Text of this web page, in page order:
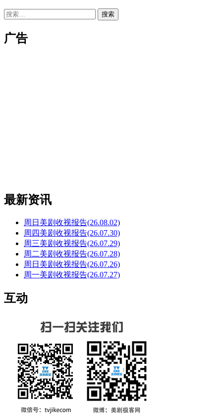
搜
广告
最新资讯
周日美剧收视报告(26.08.02)
周四美剧收视报告(26.07.30)
周三美剧收视报告(26.07.29)
周二美剧收视报告(26.07.28)
周日美剧收视报告(26.07.26)
周一美剧收视报告(26.07.27)
互动